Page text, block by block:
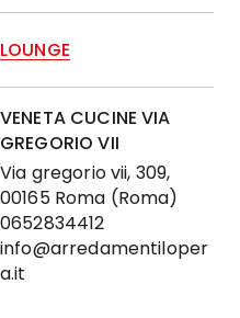
LOUNGE
VENETA CUCINE VIA
GREGORIO VII
Via gregorio vii, 309,
00165 Roma (Roma)
0652834412
info@arredamentiloper
a.it